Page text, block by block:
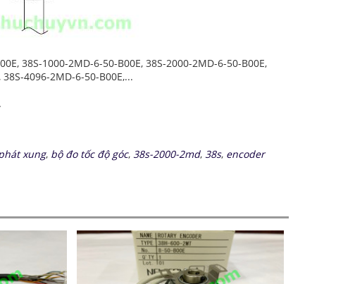
38S-1000-2MD-6-50-B00E, 38S-2000-2MD-6-50-B00E,
4096-2MD-6-50-B00E,...
xung, bộ đo tốc độ góc,38s-2000-2md,38s, encoder